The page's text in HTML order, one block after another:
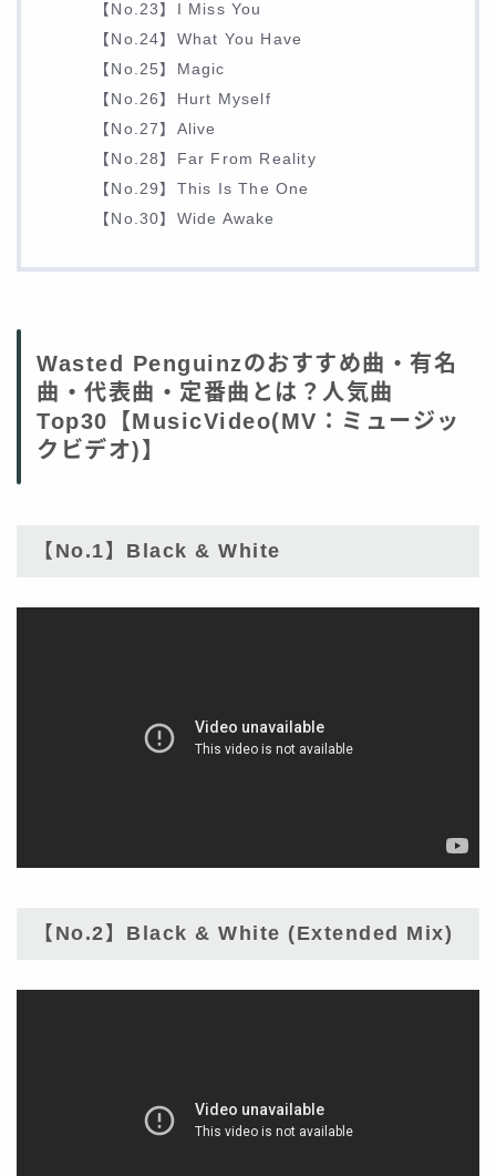
【No.23】I Miss You
【No.24】What You Have
【No.25】Magic
【No.26】Hurt Myself
【No.27】Alive
【No.28】Far From Reality
【No.29】This Is The One
【No.30】Wide Awake
Wasted Penguinzのおすすめ曲・有名
曲・代表曲・定番曲とは？人気曲
Top30【MusicVideo(MV：ミュージッ
クビデオ)】
【No.1】Black & White
【No.2】Black & White (Extended Mix)